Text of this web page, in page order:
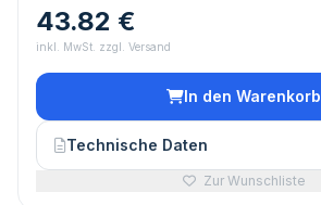
43.82 €
inkl. MwSt. zzgl. Versand
In den Warenkorb
Technische Daten
Zur Wunschliste